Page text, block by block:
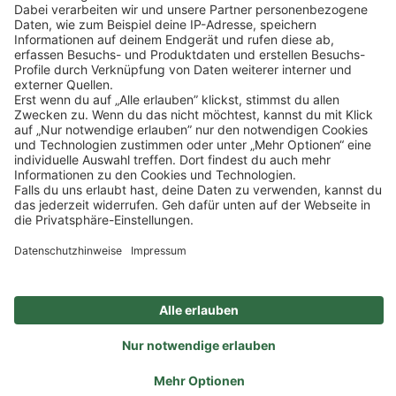
Mehr Informationen
Akzeptieren
Powered by
Impressum Datenschutz
Privatsphäre-Einstellungen
Veranstaltungen
FAQ
Sitemap